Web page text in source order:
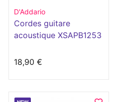
D'Addario
Cordes guitare
acoustique XSAPB1253
18,90 €